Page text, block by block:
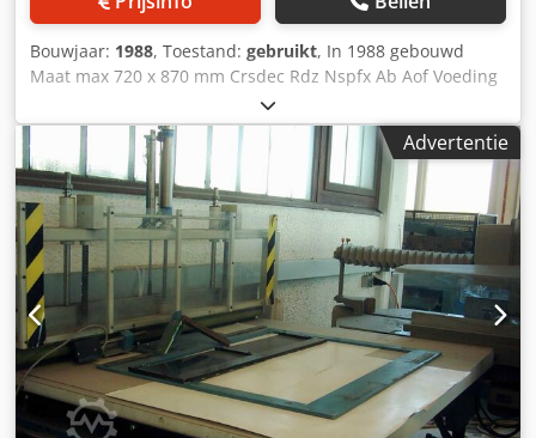
Bouwjaar: 1988, Toestand: gebruikt, In 1988 gebouwd
Maat max 720 x 870 mm Crsdec Rdz Nspfx Ab Aof Voeding
hoogte max 165 mm Voeding hoogte 30 mm Tabel hoogte
860-950 mm Uitrusting • lucht tabel • lucht jets in tabel
Advertentie